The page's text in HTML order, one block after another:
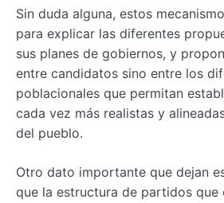
Sin duda alguna, estos
para explicar las diferentes
sus planes de gobiernos, y
entre candidatos sino entre los
poblacionales que permitan
cada vez más realistas y
del pueblo.
Otro dato importante que dejan
que la estructura de partidos que